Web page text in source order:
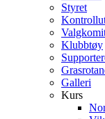
Styret
Klubbtøy
Galleri
Kurs